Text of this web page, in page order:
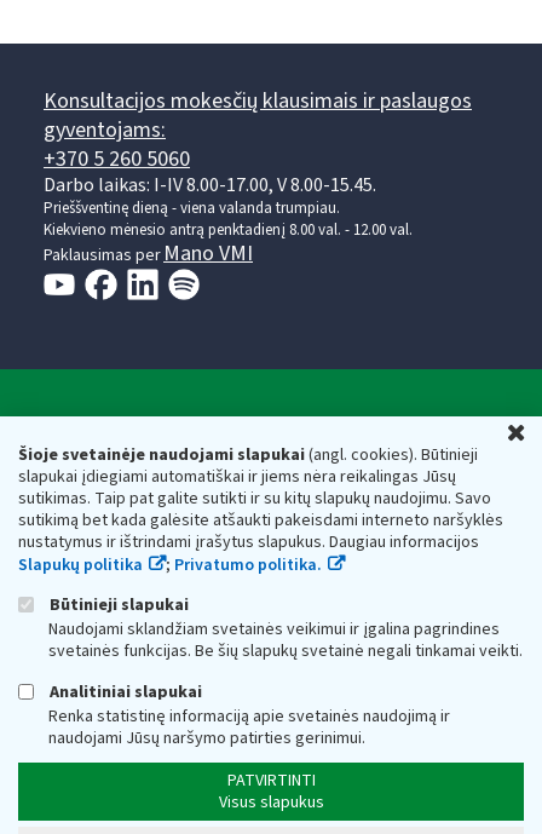
Šioje svetainėje naudojami slapukai(angl. cookies). Būtinieji
slapukai įdiegiami automatiškai ir jiems nėra reikalingas Jūsų
sutikimas. Taip pat galite sutikti ir su kitų slapukų naudojimu. Savo
sutikimą bet kada galėsite atšaukti pakeisdami interneto naršyklės
nustatymus ir ištrindami įrašytus slapukus. Daugiau informacijos
Slapukų politika
; Privatumo politika.
Būtinieji slapukai
Naudojami sklandžiam svetainės veikimui ir įgalina pagrindines
svetainės funkcijas. Be šių slapukų svetainė negali tinkamai veikti.
Analitiniai slapukai
Renka statistinę informaciją apie svetainės naudojimą ir
naudojami Jūsų naršymo patirties gerinimui.
PATVIRTINTI
Visus slapukus
Konsultacijos mokesčių klausimais ir paslaugos
gyventojams:
+370 5 260 5060
Darbo laikas: I-IV 8.00-17.00, V 8.00-15.45.
Prieššventinę dieną - viena valanda trumpiau.
Kiekvieno mėnesio antrą penktadienį 8.00 val. - 12.00 val.
Paklausimas per Mano VMI
Respublikos finansų ministerijos
Biudžetinė įstaiga. Juridinio asmens kodas — 188659752,
adresas: Vasario 16-osios g. 14, 01107 Vilnius, Lietuva, el.paštas:
vmi@vmi.lt, E. pristatymo dėžutės adresas 188659752
Duomenys apie Valstybinę mokesčių inspekciją prie Lietuvos
Respublikos finansų ministerijos kaupiami ir saugomi Juridinių